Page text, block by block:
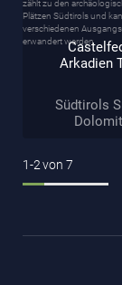
Arkadien
Südtirols
1-2von 7